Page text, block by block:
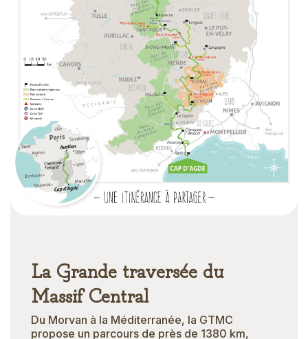
La Grande traversée du
Massif Central
Du Morvan à la Méditerranée, la GTMC
propose un parcours de près de 1380 km,